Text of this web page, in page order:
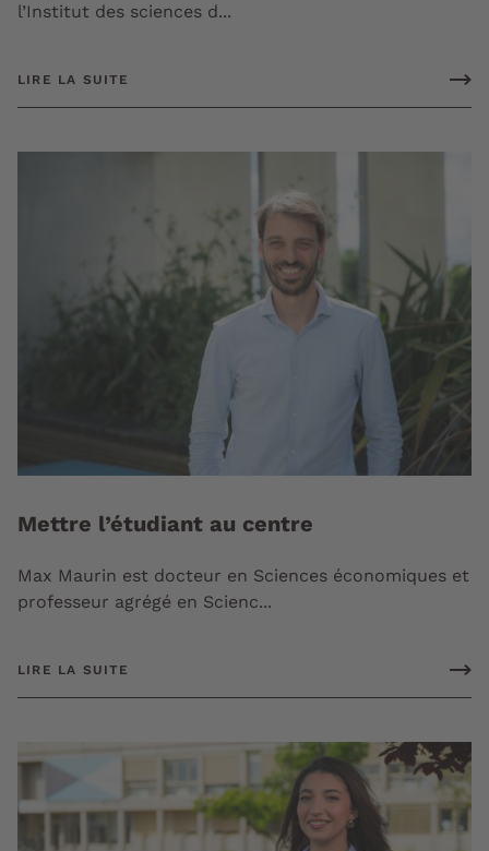
l’Institut des sciences d...
LIRE LA SUITE
Mettre l’étudiant au centre
Max Maurin est docteur en Sciences économiques et
professeur agrégé en Scienc...
LIRE LA SUITE